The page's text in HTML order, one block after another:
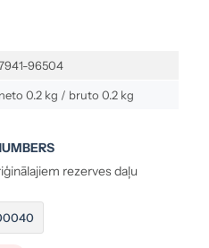
96504
neto 0.2 kg / bruto 0.2 kg
rezerves daļu